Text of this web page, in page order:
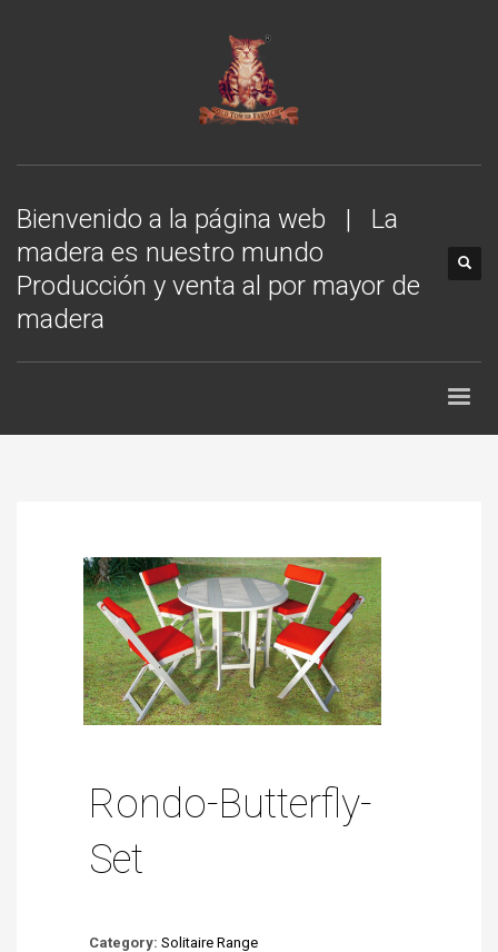
Bienvenido a la página web | La
madera es nuestro mundo
Producción y venta al por mayor de
madera
Rondo-Butterfly-
Set
Category: Solitaire Range